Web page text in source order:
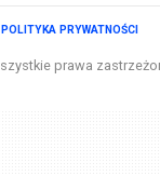
POLITYKA PRYWATNOŚCI
prawa